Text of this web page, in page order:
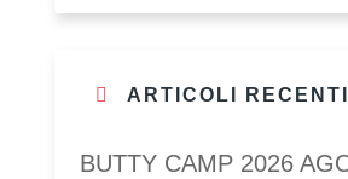
ARTICOLI RECENTI
BUTTY CAMP 2026